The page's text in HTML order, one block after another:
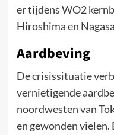
er tijdens WO2
Hiroshima en
Aardbeving
De crisissituatie
vernietigende
noordwesten van
en gewonden